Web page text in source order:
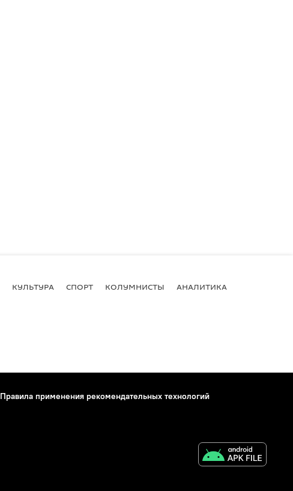
КУЛЬТУРА СПОРТ КОЛУМНИСТЫ АНАЛИТИКА
Правила применения рекомендательных технологий